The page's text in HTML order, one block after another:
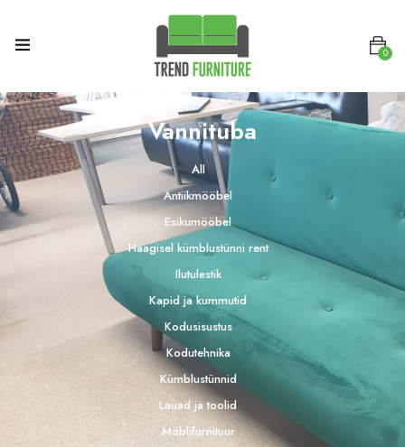
0
Vannituba
All
Antiikmööbel
Esikumööbel
Haagisel kümblustünni rent
Ilutulestik
Kapid ja kummutid
Kodusisustus
Kodutehnika
Kümblustünnid
Lauad ja toolid
Möblifurnituur